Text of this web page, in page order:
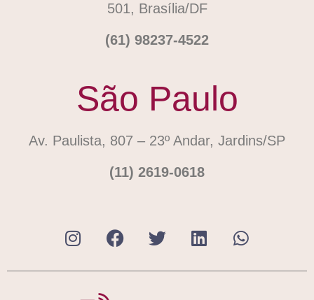
501, Brasília/DF
(61) 98237-4522
São Paulo
Av. Paulista, 807 – 23º Andar, Jardins/SP
(11) 2619-0618